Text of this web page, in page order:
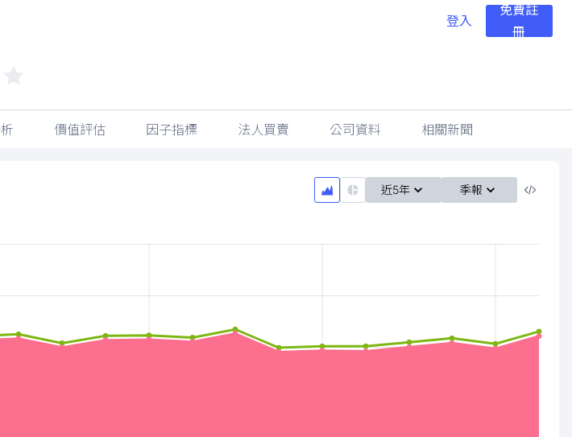
登入
免費註
冊
價值評估 因子指標 法人買賣 公司資料 相關新聞
近5年 季報